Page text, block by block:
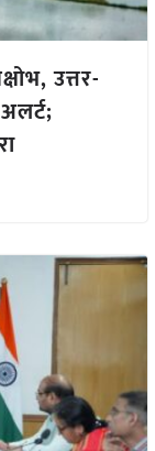
उत्तर-